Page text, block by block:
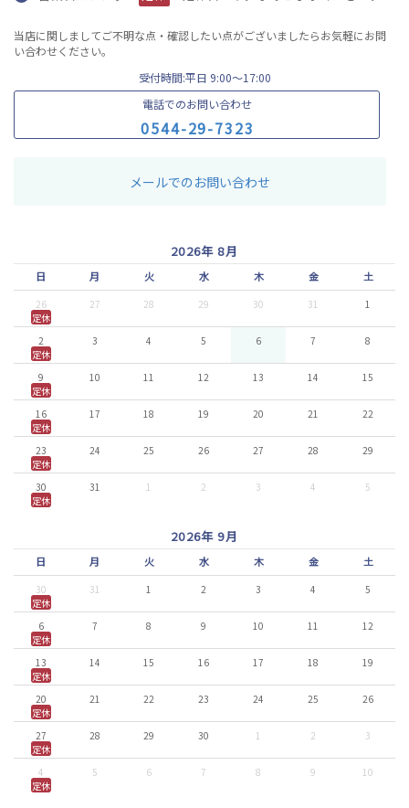
当店に関しましてご不明な点・確認したい点がございましたらお気軽にお問
い合わせください。
受付時間:平日 9:00〜17:00
電話でのお問い合わせ
0544-29-7323
メールでのお問い合わせ
2026年 8月
日 月 火 水 木 金 土
26 27 28 29 30 31
1
定休
2
3 4 5 6 7
8
定休
9
10 11 12 13 14
15
定休
16
17 18 19 20 21
22
定休
23
24 25 26 27 28
29
定休
30
31 1 2 3 4
5
定休
2026年 9月
日 月 火 水 木 金 土
30 31 1 2 3 4
5
定休
6
7 8 9 10 11
12
定休
13
14 15 16 17 18
19
定休
20
21 22 23 24 25
26
定休
27
28 29 30 1 2
3
定休
4
5 6 7 8 9
10
定休